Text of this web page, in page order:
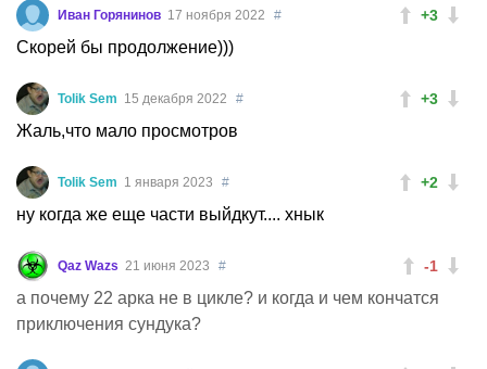
+3
Иван Горянинов 17 ноября 2022 #
Скорей бы продолжение)))
+3
Tolik Sem 15 декабря 2022 #
Жаль,что мало просмотров
+2
Tolik Sem 1 января 2023 #
ну когда же еще части выйдкут.... хнык
-1
Qaz Wazs 21 июня 2023 #
а почему 22 арка не в цикле? и когда и чем кончатся
приключения сундука?